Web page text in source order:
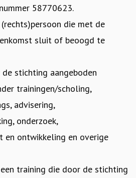
58770623.
die met de
sluit of beoogd te
stichting aangeboden
trainingen/scholing,
advisering,
onderzoek,
en ontwikkeling en overige
training die door de stichting